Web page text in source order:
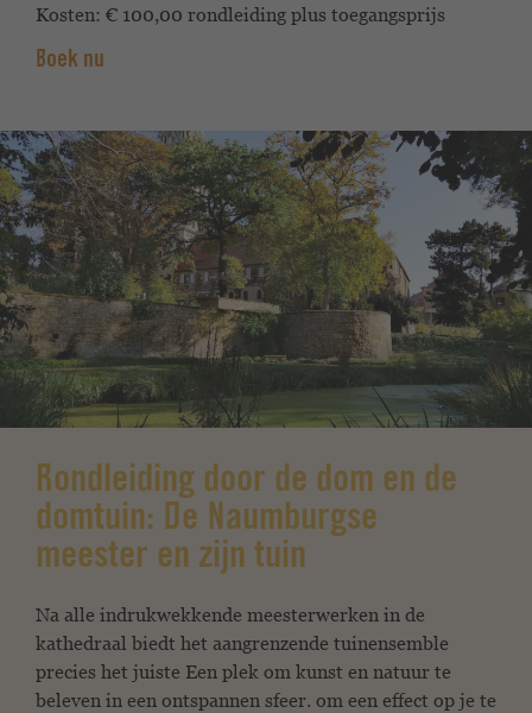
Kosten: € 100,00 rondleiding plus toegangsprijs
Boek nu
Rondleiding door de dom en de
domtuin: De Naumburgse
meester en zijn tuin
Na alle indrukwekkende meesterwerken in de
kathedraal biedt het aangrenzende tuinensemble
precies het juiste Een plek om kunst en natuur te
beleven in een ontspannen sfeer. om een effect op je te